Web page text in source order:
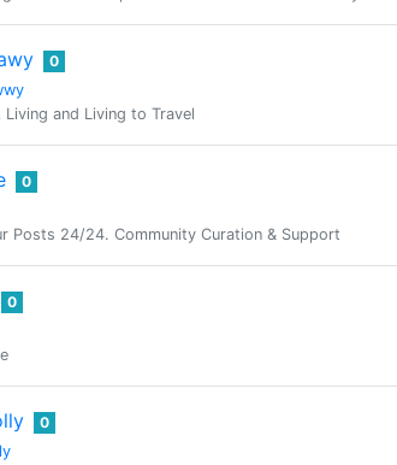
0
and Living to Travel
0
Posts 24/24. Community Curation & Support
0
0